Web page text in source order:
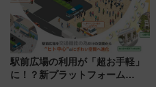
駅前広場の利用が「超お手軽」
に！？新プラットフォーム